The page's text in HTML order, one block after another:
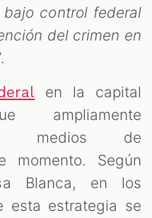
control federal
del crimen en
en la capital
ampliamente
medios de
momento. Según
Blanca, en los
esta estrategia se